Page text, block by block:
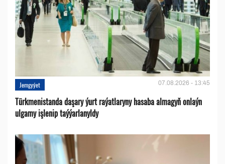
Jemgyýet 07.08.2026 - 13:45
Türkmenistanda daşary ýurt raýatlaryny hasaba almagyň onlaýn
ulgamy işlenip taýýarlanyldy